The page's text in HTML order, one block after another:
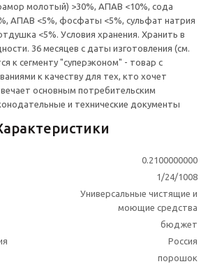
молотый) >30%, АПАВ <10%, сода
АПАВ <5%, фосфаты <5%, сульфат натрия
<5%. Условия хранения. Хранить в
36 месяцев с даты изготовления (см.
к сегменту "суперэконом" - товар с
к качеству для тех, кто хочет
основным потребительским
и технические документы
0.2100000000
1/24/1008
Универсальные чистящие и
моющие средства
бюджет
Россия
порошок